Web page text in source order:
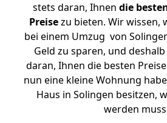
stets daran, Ihnen die
Preisezu bieten. Wir wissen,
bei einem Umzug von
Geld zu sparen, und
daran, Ihnen die besten
nun eine kleine Wohnung
Haus in Solingen besitzen,
werden